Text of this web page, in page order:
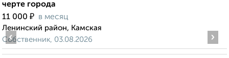
черте города
11 000 ₽ в месяц
Ленинский район, Камская
Собственник, 03.08.2026
‹ ›